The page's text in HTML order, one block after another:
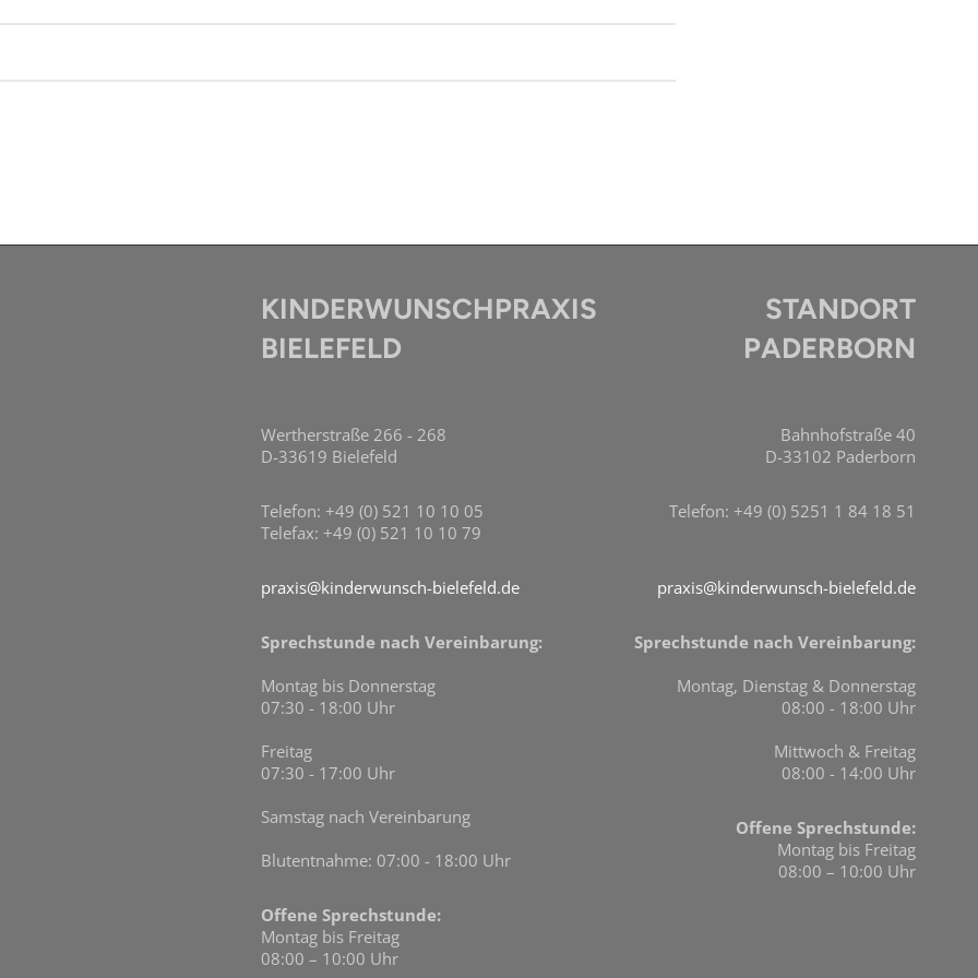
KINDERWUNSCHPRAXIS
BIELEFELD
Wertherstraße 266 - 268
D-33619 Bielefeld
Telefon: +49 (0) 521 10 10 05
Telefax: +49 (0) 521 10 10 79
praxis@kinderwunsch-bielefeld.de
Sprechstunde nach Vereinbarung:
Montag bis Donnerstag
07:30 - 18:00 Uhr
Freitag
07:30 - 17:00 Uhr
Samstag nach Vereinbarung
Blutentnahme: 07:00 - 18:00 Uhr
Offene Sprechstunde:
Montag bis Freitag
08:00 – 10:00 Uhr
STANDORT
PADERBORN
Bahnhofstraße 40
D-33102 Paderborn
Telefon: +49 (0) 5251 1 84 18 51
praxis@kinderwunsch-bielefeld.de
Sprechstunde nach Vereinbarung:
Montag, Dienstag & Donnerstag
08:00 - 18:00 Uhr
Mittwoch & Freitag
08:00 - 14:00 Uhr
Offene Sprechstunde:
Montag bis Freitag
08:00 – 10:00 Uhr